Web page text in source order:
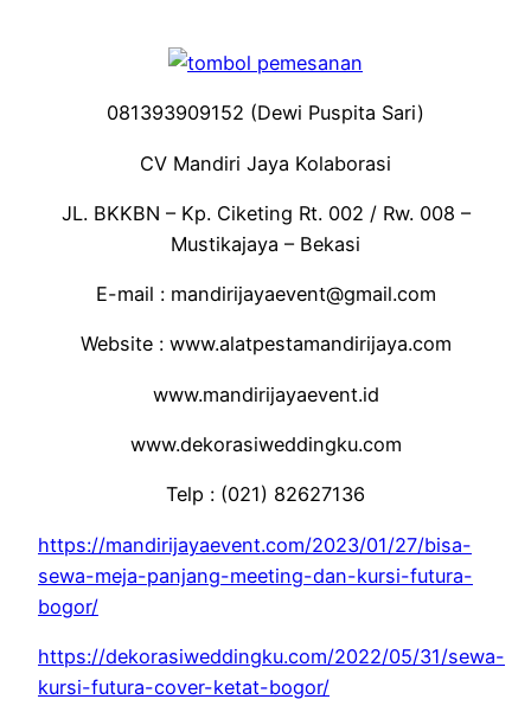
081393909152 (Dewi Puspita Sari)
CV Mandiri Jaya Kolaborasi
JL. BKKBN – Kp. Ciketing Rt. 002 / Rw. 008 –
Mustikajaya – Bekasi
E-mail : mandirijayaevent@gmail.com
Website : www.alatpestamandirijaya.com
www.mandirijayaevent.id
www.dekorasiweddingku.com
Telp : (021) 82627136
https://mandirijayaevent.com/2023/01/27/bisa-
sewa-meja-panjang-meeting-dan-kursi-futura-
bogor/
https://dekorasiweddingku.com/2022/05/31/sewa-
kursi-futura-cover-ketat-bogor/